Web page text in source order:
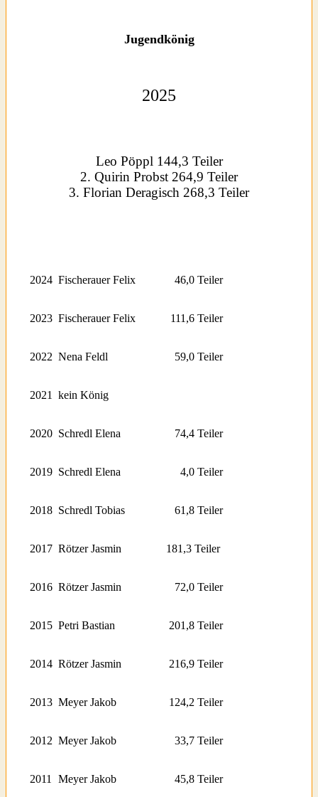
Jugendkönig
2025
Leo Pöppl 144,3 Teiler
2. Quirin Probst 264,9 Teiler
3. Florian Deragisch 268,3 Teiler
2024 Fischerauer Felix 46,0 Teiler
2023 Fischerauer Felix 111,6 Teiler
2022 Nena Feldl 59,0 Teiler
2021 kein König
2020 Schredl Elena 74,4 Teiler
2019 Schredl Elena 4,0 Teiler
2018 Schredl Tobias 61,8 Teiler
2017 Rötzer Jasmin 181,3 Teiler
2016 Rötzer Jasmin 72,0 Teiler
2015 Petri Bastian 201,8 Teiler
2014 Rötzer Jasmin 216,9 Teiler
2013 Meyer Jakob 124,2 Teiler
2012 Meyer Jakob 33,7 Teiler
2011 Meyer Jakob 45,8 Teiler